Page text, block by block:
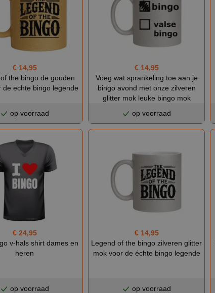
€ 14,95
the bingo de gouden
de echte bingo legende
op voorraad
€ 14,95
Voeg wat sprankeling toe aan je
bingo avond met onze zilveren
glitter mok leuke bingo mok
op voorraad
€ 24,95
v-hals shirt dames en
heren
op voorraad
€ 14,95
Legend of the bingo zilveren glitter
mok voor de échte bingo legende
op voorraad